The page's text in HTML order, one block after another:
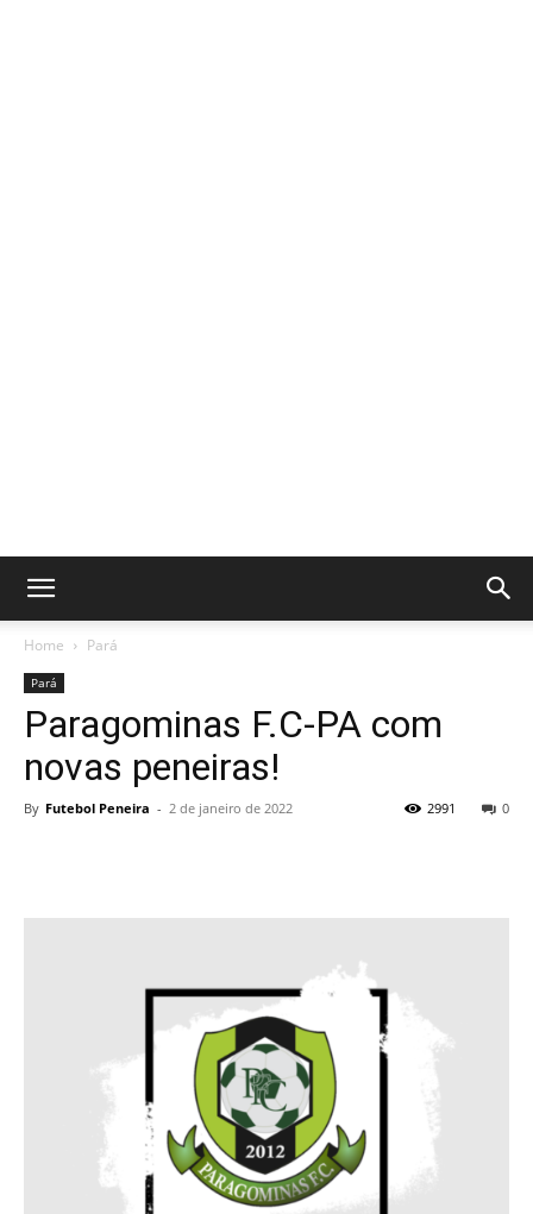
Home Pará
Pará
Paragominas F.C-PA com
novas peneiras!
By Futebol Peneira - 2 de janeiro de 2022 0
2991